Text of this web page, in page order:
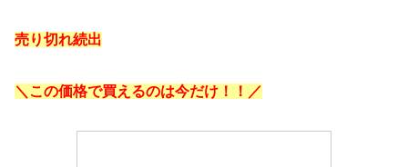
売り切れ続出
＼この価格で買えるのは今だけ！！／